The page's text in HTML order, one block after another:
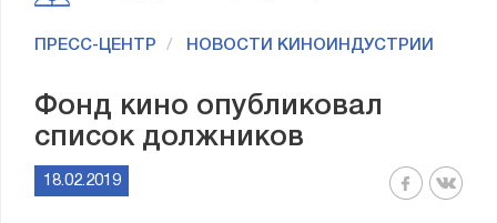
ПРЕСС-ЦЕНТР НОВОСТИ КИНОИНДУСТРИИ
Фонд кино опубликовал
список должников
18.02.2019